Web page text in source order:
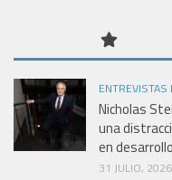
ENTREVISTAS
Nicholas
una
en
31 JULIO, 2026